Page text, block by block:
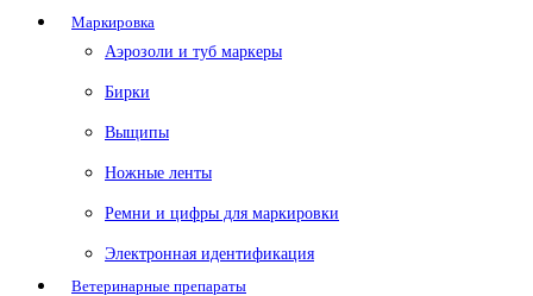
Маркировка
Аэрозоли и туб маркеры
Бирки
Выщипы
Ножные ленты
Ремни и цифры для маркировки
Электронная идентификация
Ветеринарные препараты